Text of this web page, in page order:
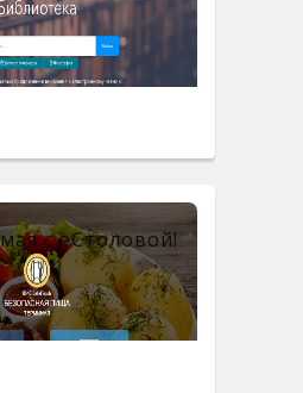
с eСтоловой!